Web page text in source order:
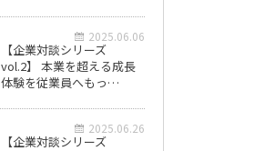
2025.06.06
【企業対談シリーズ
vol.2】 本業を超える成長
体験を従業員へもっ…
2025.06.26
【企業対談シリーズ